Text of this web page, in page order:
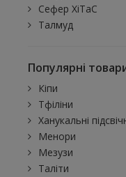
Сефер ХіТаС
Талмуд
Популярні
Кіпи
Тфіліни
Ханукальні
Менори
Мезузи
Таліти